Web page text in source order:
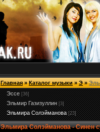
Главная»Каталог музыки»Э»
Эссе [36]
Эльмир Газизуллин [3]
Эльмира Солэйманова [23]
Эльмира Солэйманова - Синен